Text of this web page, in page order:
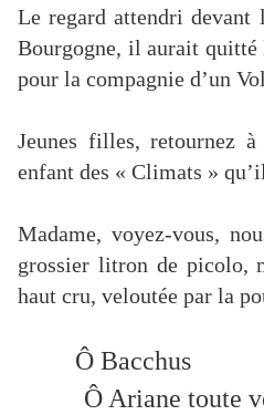
Le regard attendri devant
Bourgogne, il aurait quitté
pour la compagnie d’un
Jeunes filles, retournez
enfant des « Climats »
Madame, voyez-vous,
grossier litron de picolo,
haut cru, veloutée par la
Ô Bacchus
Ô Ariane toute